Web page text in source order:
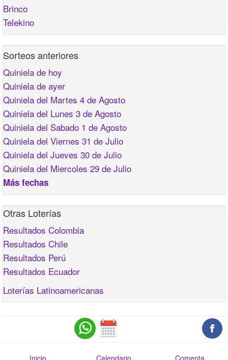
Brinco
Telekino
Sorteos anteriores
Quiniela de hoy
Quiniela de ayer
Quiniela del Martes 4 de Agosto
Quiniela del Lunes 3 de Agosto
Quiniela del Sabado 1 de Agosto
Quiniela del Viernes 31 de Julio
Quiniela del Jueves 30 de Julio
Quiniela del Miercoles 29 de Julio
Más fechas
Otras Loterías
Resultados Colombia
Resultados Chile
Resultados Perú
Resultados Ecuador
Loterías Latinoamericanas
Inicio Calendario Comenta